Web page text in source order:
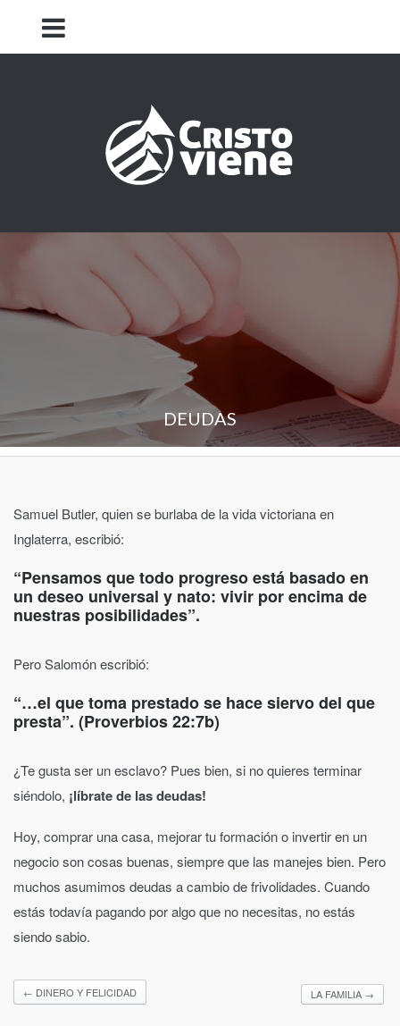
DEUDAS
Samuel Butler, quien se burlaba de la vida victoriana en
Inglaterra, escribió:
“Pensamos que todo progreso está basado en
un deseo universal y nato: vivir por encima de
nuestras posibilidades”.
Pero Salomón escribió:
“…el que toma prestado se hace siervo del que
presta”. (Proverbios 22:7b)
¿Te gusta ser un esclavo? Pues bien, si no quieres terminar
siéndolo, ¡líbrate de las deudas!
Hoy, comprar una casa, mejorar tu formación o invertir en un
negocio son cosas buenas, siempre que las manejes bien. Pero
muchos asumimos deudas a cambio de frivolidades. Cuando
estás todavía pagando por algo que no necesitas, no estás
siendo sabio.
← DINERO Y FELICIDAD LA FAMILIA →